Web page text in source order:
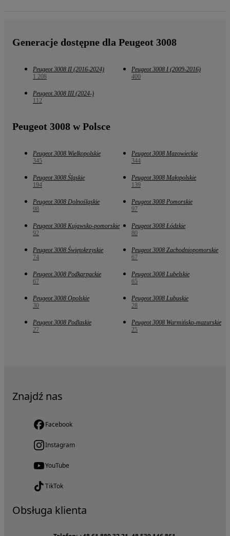
Generacje dostępne dla Peugeot 3008
Peugeot 3008 II (2016-2024)
1 208
Peugeot 3008 I (2009-2016)
400
Peugeot 3008 III (2024-)
112
Peugeot 3008 w Polsce
Peugeot 3008 Wielkopolskie
345
Peugeot 3008 Mazowieckie
344
Peugeot 3008 Śląskie
194
Peugeot 3008 Małopolskie
139
Peugeot 3008 Dolnośląskie
98
Peugeot 3008 Pomorskie
97
Peugeot 3008 Kujawsko-pomorskie
92
Peugeot 3008 Łódzkie
80
Peugeot 3008 Świętokrzyskie
74
Peugeot 3008 Zachodniopomorskie
67
Peugeot 3008 Podkarpackie
67
Peugeot 3008 Lubelskie
65
Peugeot 3008 Opolskie
30
Peugeot 3008 Lubuskie
28
Peugeot 3008 Podlaskie
27
Peugeot 3008 Warmińsko-mazurskie
25
Znajdź nas
Facebook
Instagram
YouTube
TikTok
Obsługa klienta